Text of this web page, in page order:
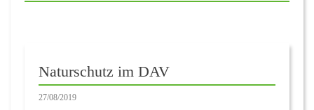
Naturschutz im DAV
27/08/2019